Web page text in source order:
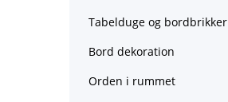
Tabelduge og bordbrikker
Bord dekoration
Orden i rummet